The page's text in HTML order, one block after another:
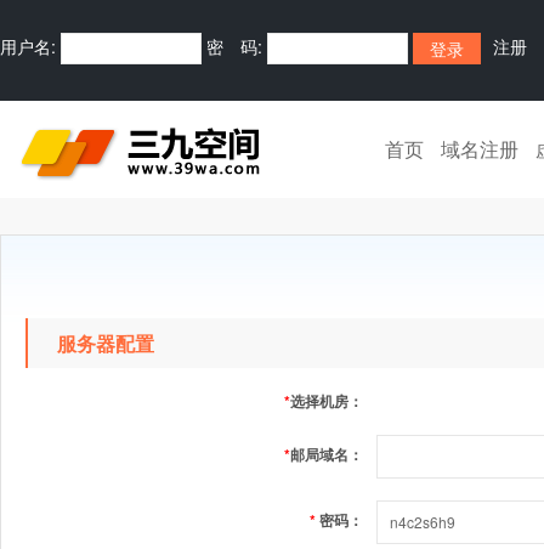
用户名: 密 码: 注册
首页 域名注册
服务器配置
*选择机房：
*邮局域名：
*密码：